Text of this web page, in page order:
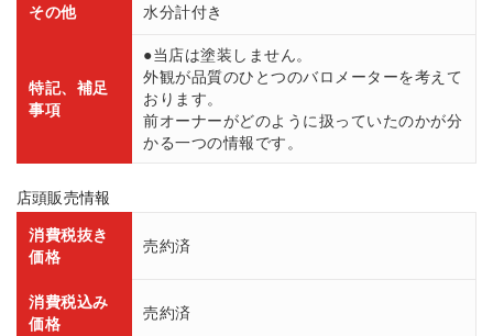
その他 水分計付き
特記、補足
事項
●当店は塗装しません。
外観が品質のひとつのバロメーターを考えて
おります。
前オーナーがどのように扱っていたのかが分
かる一つの情報です。
店頭販売情報
消費税抜き
価格
売約済
消費税込み
価格
売約済